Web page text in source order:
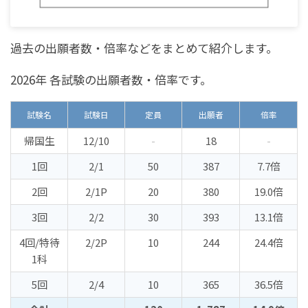
過去の出願者数・倍率などをまとめて紹介します。
2026年 各試験の出願者数・倍率です。
試験名 試験日 定員 出願者 倍率
帰国生 12/10 - 18
-
1回
2/1 50 387
7.7倍
2回
2/1P 20 380
19.0倍
3回
2/2 30 393
13.1倍
4回/特待
1科
2/2P 10 244 24.4倍
5回 2/4 10 365
36.5倍